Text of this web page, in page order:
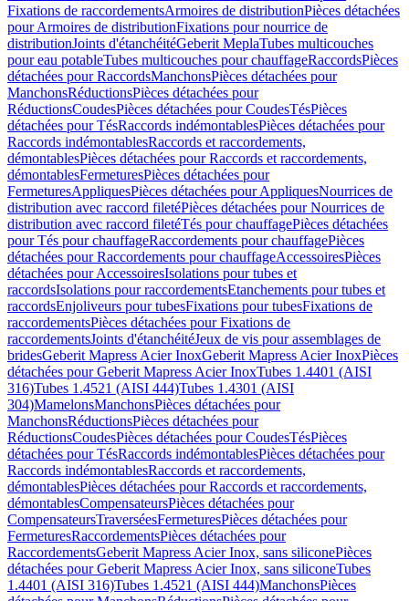
Fixations de raccordementsArmoires de distributionPièces détachées
pour Armoires de distributionFixations pour nourrice de
distributionJoints d'étanchéitéGeberit MeplaTubes multicouches
pour eau potableTubes multicouches pour chauffageRaccordsPièces
détachées pour RaccordsManchonsPièces détachées pour
ManchonsRéductionsPièces détachées pour
RéductionsCoudesPièces détachées pour CoudesTésPièces
détachées pour TésRaccords indémontablesPièces détachées pour
Raccords indémontablesRaccords et raccordements,
démontablesPièces détachées pour Raccords et raccordements,
démontablesFermeturesPièces détachées pour
FermeturesAppliquesPièces détachées pour AppliquesNourrices de
distribution avec raccord filetéPièces détachées pour Nourrices de
distribution avec raccord filetéTés pour chauffagePièces détachées
pour Tés pour chauffageRaccordements pour chauffagePièces
détachées pour Raccordements pour chauffageAccessoiresPièces
détachées pour AccessoiresIsolations pour tubes et
raccordsIsolations pour raccordementsEtanchements pour tubes et
raccordsEnjoliveurs pour tubesFixations pour tubesFixations de
raccordementsPièces détachées pour Fixations de
raccordementsJoints d'étanchéitéJeux de vis pour assemblages de
bridesGeberit Mapress Acier InoxGeberit Mapress Acier InoxPièces
détachées pour Geberit Mapress Acier InoxTubes 1.4401 (AISI
316)Tubes 1.4521 (AISI 444)Tubes 1.4301 (AISI
304)MamelonsManchonsPièces détachées pour
ManchonsRéductionsPièces détachées pour
RéductionsCoudesPièces détachées pour CoudesTésPièces
détachées pour TésRaccords indémontablesPièces détachées pour
Raccords indémontablesRaccords et raccordements,
démontablesPièces détachées pour Raccords et raccordements,
démontablesCompensateursPièces détachées pour
CompensateursTraverséesFermeturesPièces détachées pour
FermeturesRaccordementsPièces détachées pour
RaccordementsGeberit Mapress Acier Inox, sans siliconePièces
détachées pour Geberit Mapress Acier Inox, sans siliconeTubes
1.4401 (AISI 316)Tubes 1.4521 (AISI 444)ManchonsPièces